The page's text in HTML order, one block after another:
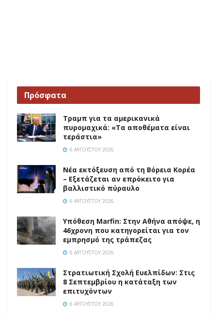
Πρόσφατα
Τραμπ για τα αμερικανικά
πυρομαχικά: «Τα αποθέματα είναι
τεράστια»
6 ΑΥΓΟΎΣΤΟΥ 2026
Νέα εκτόξευση από τη Βόρεια Κορέα
– Εξετάζεται αν επρόκειτο για
βαλλιστικό πύραυλο
6 ΑΥΓΟΎΣΤΟΥ 2026
Υπόθεση Marfin: Στην Αθήνα απόψε, η
46χρονη που κατηγορείται για τον
εμπρησμό της τράπεζας
6 ΑΥΓΟΎΣΤΟΥ 2026
Στρατιωτική Σχολή Ευελπίδων: Στις
8 Σεπτεμβρίου η κατάταξη των
επιτυχόντων
6 ΑΥΓΟΎΣΤΟΥ 2026